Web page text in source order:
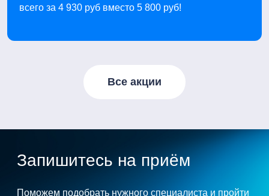
всего за 4 930 руб вместо 5 800 руб!
Все акции
Запишитесь на приём
Поможем подобрать нужного специалиста и пройти